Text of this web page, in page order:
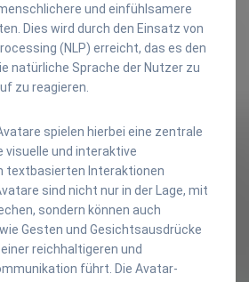
und einfühlsamere
Dies wird durch den Einsatz von
(NLP) erreicht, das es den
natürliche Sprache der Nutzer zu
zu reagieren.
spielen hierbei eine zentrale
visuelle und interaktive
textbasierten Interaktionen
sind nicht nur in der Lage, mit
sondern können auch
Gesten und Gesichtsausdrücke
reichhaltigeren und
führt. Die Avatar-